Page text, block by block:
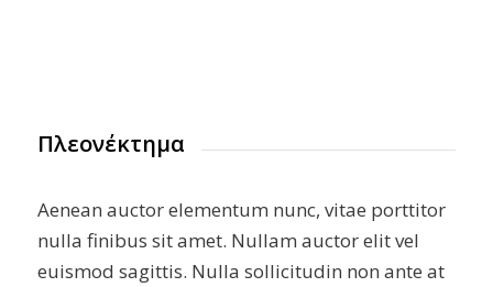
Πλεονέκτημα
Aenean auctor elementum nunc, vitae porttitor
nulla finibus sit amet. Nullam auctor elit vel
euismod sagittis. Nulla sollicitudin non ante at